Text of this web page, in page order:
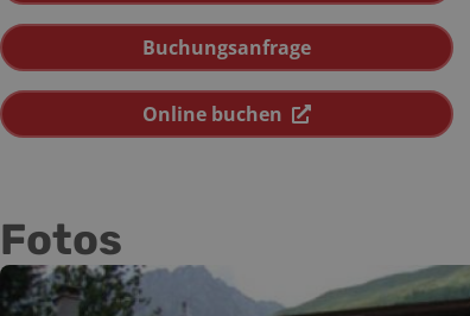
Buchungsanfrage
Online buchen
Fotos